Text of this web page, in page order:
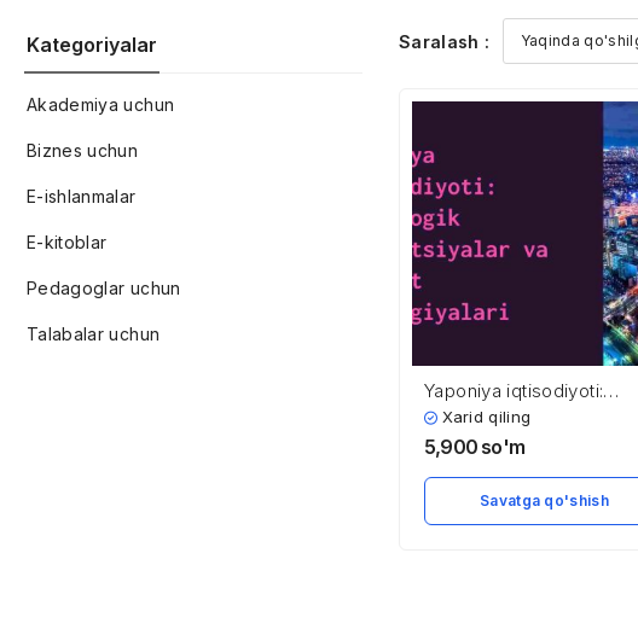
Kategoriyalar
Akademiya uchun
Biznes uchun
E-ishlanmalar
E-kitoblar
Pedagoglar uchun
Talabalar uchun
Saralash :
Yaponiya iqtisodiyoti:
texnologik innovatsiyalar
Xarid qiling
5,900 so'm
Savatga qo'shish